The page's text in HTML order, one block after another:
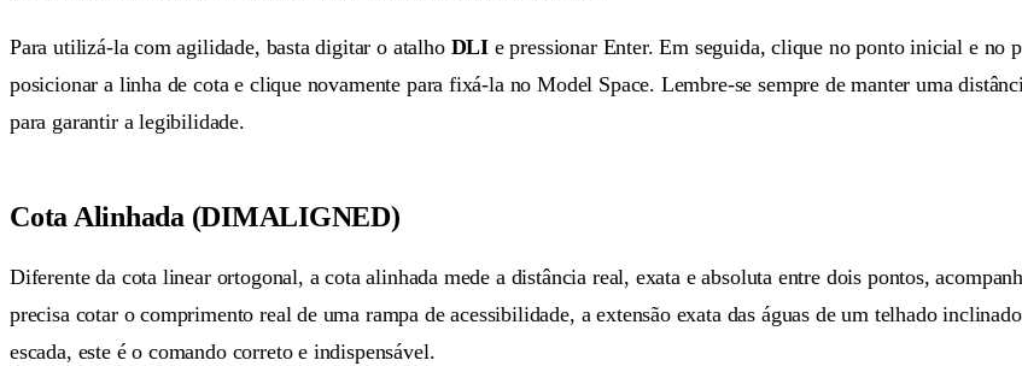
Para utilizá-la com agilidade, basta digitar o atalho DLIe pressionar Enter. Em seguida, clique no ponto inicial e no
posicionar a linha de cota e clique novamente para fixá-la no Model Space. Lembre-se sempre de manter uma
para garantir a legibilidade.
Cota Alinhada (DIMALIGNED)
Diferente da cota linear ortogonal, a cota alinhada mede a distância real, exata e absoluta entre dois pontos,
precisa cotar o comprimento real de uma rampa de acessibilidade, a extensão exata das águas de um telhado
escada, este é o comando correto e indispensável.